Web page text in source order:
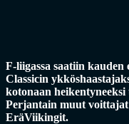
F-liigassa saatiin
Classicin
kotonaan
Perjantain muut
EräViikingit.